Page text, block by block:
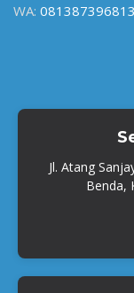
WA: 081387396813
Jl. Atang
Benda,